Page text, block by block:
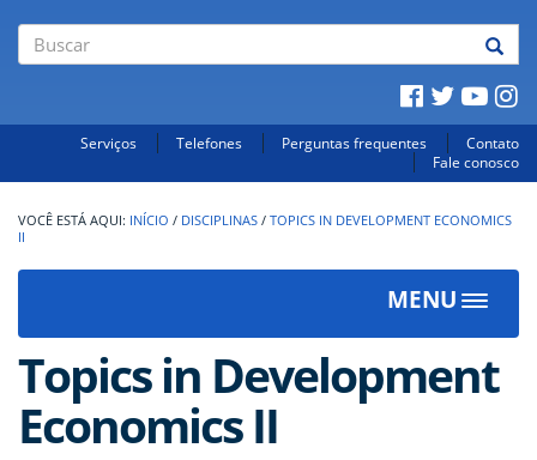
Serviços Telefones Perguntas frequentes
Contato
Fale conosco
INÍCIO / DISCIPLINAS / TOPICS IN DEVELOPMENT ECONOMICS
II
MENU
Toggle
Topics in Development
Economics II